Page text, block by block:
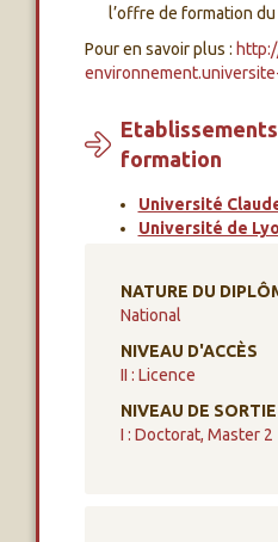
l’offre de formation
Pour en savoir plus :
formation
Université
Université de
NATURE DU
National
NIVEAU D'ACCÈS
II : Licence
NIVEAU DE SORTIE
I : Doctorat, Master 2